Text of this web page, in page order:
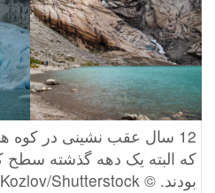
که البته یک دهه گذشته سطح
بودند. © Mateusz Kurzik/Oleg Kozlov/Shutterstock